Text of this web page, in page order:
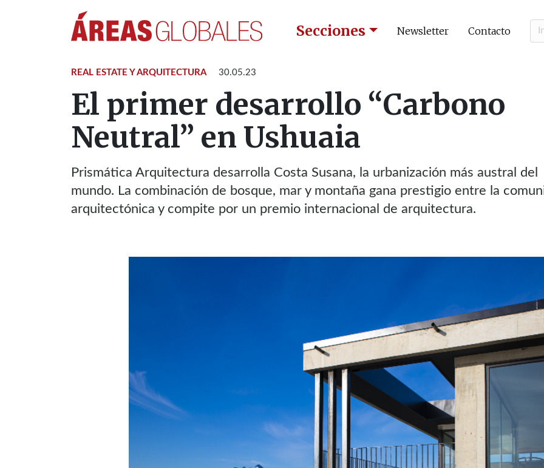
Secciones Newsletter Contacto
REAL ESTATE Y ARQUITECTURA 30.05.23
El primer desarrollo “Carbono
Neutral” en Ushuaia
Prismática Arquitectura desarrolla Costa Susana, la urbanización más austral del
mundo. La combinación de bosque, mar y montaña gana prestigio entre la
arquitectónica y compite por un premio internacional de arquitectura.